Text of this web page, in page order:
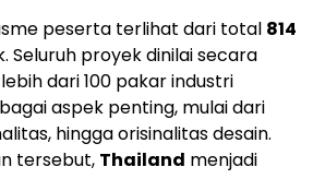
peserta terlihat dari total 814
Seluruh proyek dinilai secara
dari 100 pakar industri
aspek penting, mulai dari
hingga orisinalitas desain.
tersebut, Thailand menjadi